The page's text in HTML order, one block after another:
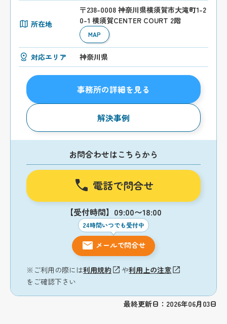
所在地
〒238-0008 神奈川県横須賀市大滝町1-2
0-1 横須賀CENTER COURT 2階
MAP
対応エリア 神奈川県
事務所の詳細を見る
解決事例
お問合わせはこちらから
電話で問合せ
【受付時間】09:00〜18:00
24時間いつでも受付中
メールで問合せ
※ご利用の際には利用規約 や利用上の注意
をご確認下さい
最終更新日：2026年06月03日